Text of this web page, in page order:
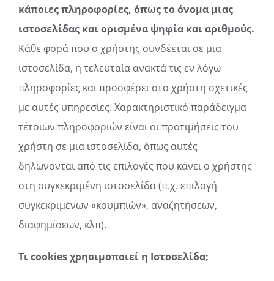
κάποιες πληροφορίες, όπως το όνομα μιας
ιστοσελίδας και ορισμένα ψηφία και αριθμούς.
Κάθε φορά που ο χρήστης συνδέεται σε μια
ιστοσελίδα, η τελευταία ανακτά τις εν λόγω
πληροφορίες και προσφέρει στο χρήστη σχετικές
με αυτές υπηρεσίες. Χαρακτηριστικό παράδειγμα
τέτοιων πληροφοριών είναι οι προτιμήσεις του
χρήστη σε μια ιστοσελίδα, όπως αυτές
δηλώνονται από τις επιλογές που κάνει ο χρήστης
στη συγκεκριμένη ιστοσελίδα (π.χ. επιλογή
συγκεκριμένων «κουμπιών», αναζητήσεων,
διαφημίσεων, κλπ).
Τι cookies χρησιμοποιεί η Ιστοσελίδα;